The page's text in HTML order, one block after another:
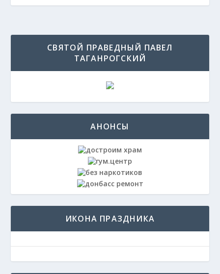
СВЯТОЙ ПРАВЕДНЫЙ ПАВЕЛ
ТАГАНРОГСКИЙ
АНОНСЫ
ИКОНА ПРАЗДНИКА